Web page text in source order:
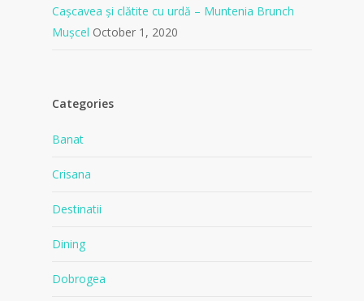
Cașcavea și clătite cu urdă – Muntenia Brunch
Mușcel October 1, 2020
Categories
Banat
Crisana
Destinatii
Dining
Dobrogea